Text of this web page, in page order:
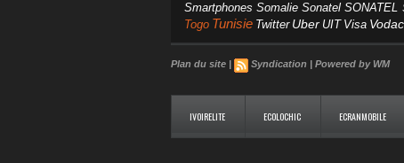
Smartphones Somalie Sonatel SONATEL
Togo Tunisie Twitter Uber UIT Visa
Plan du site | Syndication | Powered by WM
IVOIRELITE ECOLOCHIC ECRANMOBILE